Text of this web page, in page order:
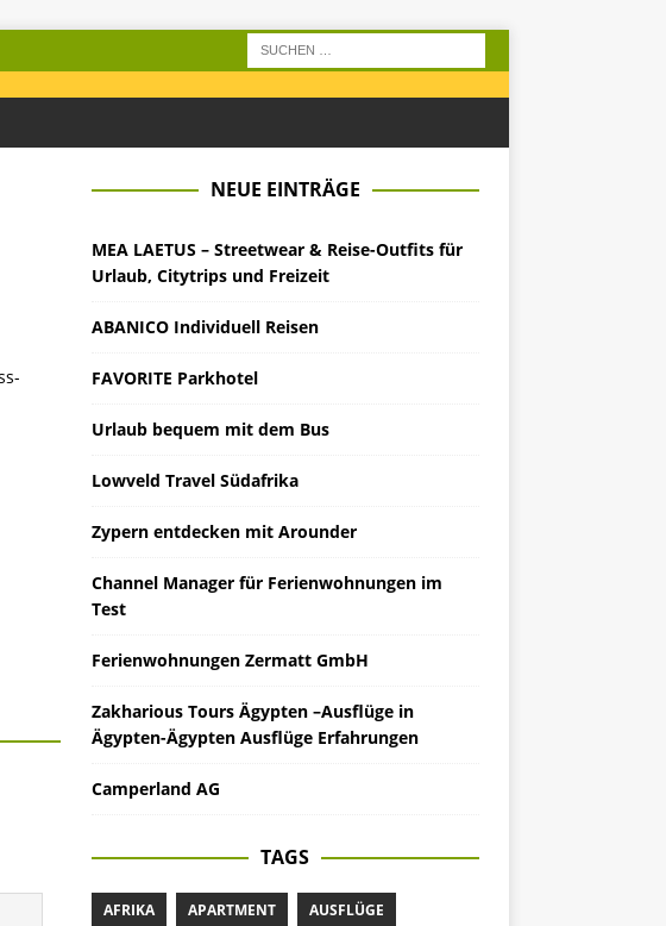
NEUE EINTRÄGE
MEA LAETUS – Streetwear & Reise-Outfits für
Urlaub, Citytrips und Freizeit
ABANICO Individuell Reisen
FAVORITE Parkhotel
Urlaub bequem mit dem Bus
Lowveld Travel Südafrika
Zypern entdecken mit Arounder
Channel Manager für Ferienwohnungen im
Test
Ferienwohnungen Zermatt GmbH
Zakharious Tours Ägypten –Ausflüge in
Ägypten-Ägypten Ausflüge Erfahrungen
Camperland AG
TAGS
AFRIKA APARTMENT AUSFLÜGE